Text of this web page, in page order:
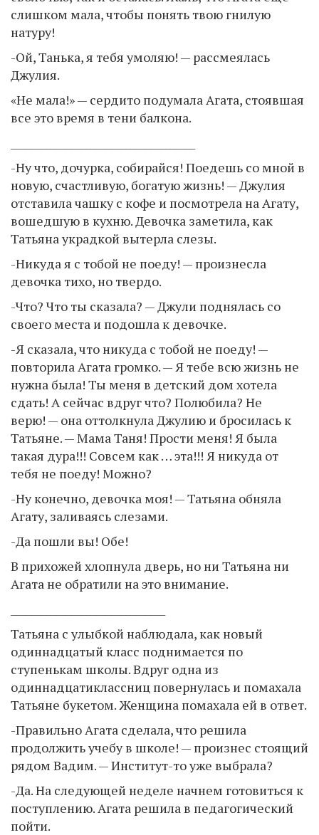
слишком мала, чтобы понять твою гнилую
натуру!
-Ой, Танька, я тебя умоляю! — рассмеялась
Джулия.
«Не мала!» — сердито подумала Агата, стоявшая
все это время в тени балкона.
-Ну что, дочурка, собирайся! Поедешь со мной в
новую, счастливую, богатую жизнь! — Джулия
отставила чашку с кофе и посмотрела на Агату,
вошедшую в кухню. Девочка заметила, как
Татьяна украдкой вытерла слезы.
-Никуда я с тобой не поеду! — произнесла
девочка тихо, но твердо.
-Что? Что ты сказала? — Джули поднялась со
своего места и подошла к девочке.
-Я сказала, что никуда с тобой не поеду! —
повторила Агата громко. — Я тебе всю жизнь не
нужна была! Ты меня в детский дом хотела
сдать! А сейчас вдруг что? Полюбила? Не
верю! — она оттолкнула Джулию и бросилась к
Татьяне. — Мама Таня! Прости меня! Я была
такая дура!!! Совсем как … эта!!! Я никуда от
тебя не поеду! Можно?
-Ну конечно, девочка моя! — Татьяна обняла
Агату, заливаясь слезами.
-Да пошли вы! Обе!
В прихожей хлопнула дверь, но ни Татьяна ни
Агата не обратили на это внимание.
Татьяна с улыбкой наблюдала, как новый
одиннадцатый класс поднимается по
ступенькам школы. Вдруг одна из
одиннадцатиклассниц повернулась и помахала
Татьяне букетом. Женщина помахала ей в ответ.
-Правильно Агата сделала, что решила
продолжить учебу в школе! — произнес стоящий
рядом Вадим. — Институт-то уже выбрала?
-Да. На следующей неделе начнем готовиться к
поступлению. Агата решила в педагогический
пойти.